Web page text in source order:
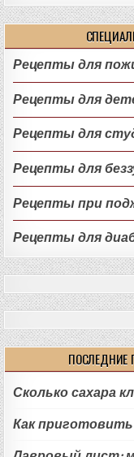
Рецепты для
Рецепты для
Рецепты для
Рецепты для
Рецепты при
Рецепты для
ПОСЛЕДНИЕ
Сколько сахара
Как